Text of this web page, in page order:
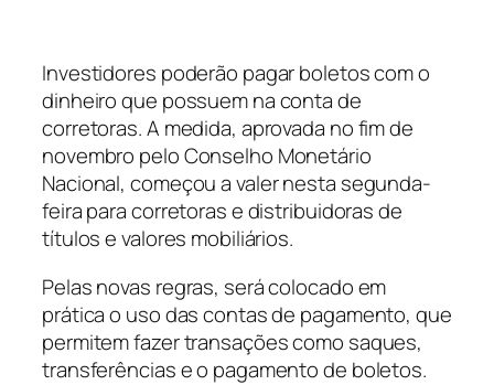
Investidores poderão pagar boletos com o
dinheiro que possuem na conta de
corretoras. A medida, aprovada no fim de
novembro pelo Conselho Monetário
Nacional, começou a valer nesta segunda-
feira para corretoras e distribuidoras de
títulos e valores mobiliários.
Pelas novas regras, será colocado em
prática o uso das contas de pagamento, que
permitem fazer transações como saques,
transferências e o pagamento de boletos.